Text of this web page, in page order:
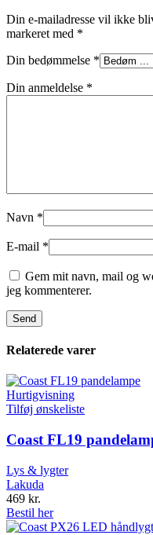
Din e-mailadresse vil ikke
markeret med *
Din bedømmelse *
Din anmeldelse *
Navn *
E-mail *
Gem mit navn, mail og
jeg kommenterer.
Relaterede varer
Hurtigvisning
Tilføj ønskeliste
Coast FL19
Lys & lygter
Lakuda
469 kr.
Bestil her